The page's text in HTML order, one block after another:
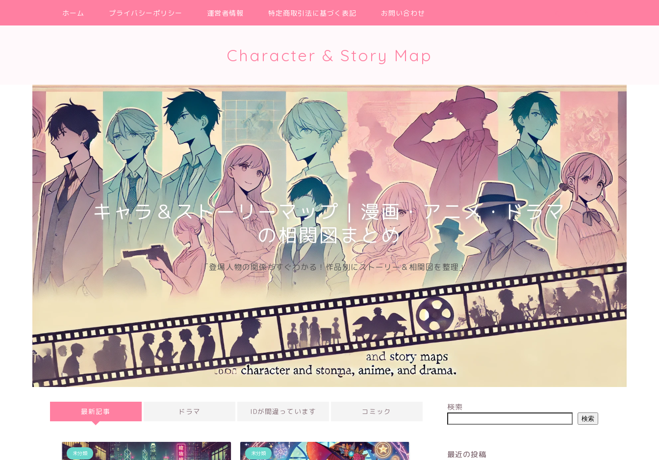
ホーム プライバシーポリシー 運営者情報 特定商取引法に基づく表記 お問い合わせ
Character & Story Map
キャラ＆ストーリーマップ｜漫画・アニメ・ドラマ
の相関図まとめ
「登場人物の関係がすぐわかる！作品別にストーリー＆相関図を整理」
最新記事 ドラマ IDが間違っています コミック
未分類 未分類 ドラマ
検索
検索
最近の投稿